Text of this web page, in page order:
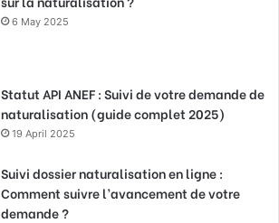
6 May 2025
Statut API ANEF : Suivi de votre demande de
naturalisation (guide complet 2025)
19 April 2025
Suivi dossier naturalisation en ligne :
Comment suivre l’avancement de votre
demande ?